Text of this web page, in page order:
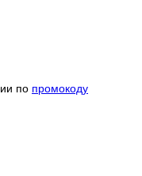
по промокоду